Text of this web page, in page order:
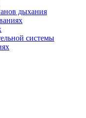
дыхания
системы